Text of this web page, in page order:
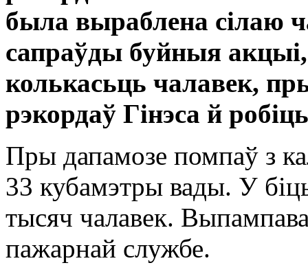
была выраблена сілаю
сапраўды буйныя акцыі,
колькасьць чалавек,
рэкордаў Гінэса й
Пры дапамозе помпаў з
33 кубамэтры вады. У
тысяч чалавек.
пажарнай службе.